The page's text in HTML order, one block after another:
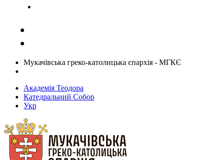
Мукачівська греко-католицька єпархія - МГКЄ
Академія Теодора
Катедральний Собор
Укр